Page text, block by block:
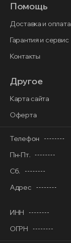
Помощь
Доставка и оплата
Гарантия и сервис
Контакты
Другое
Карта сайта
Оферта
Телефон
Пн-Пт.
Сб.
Адрес
ИНН
ОГРН